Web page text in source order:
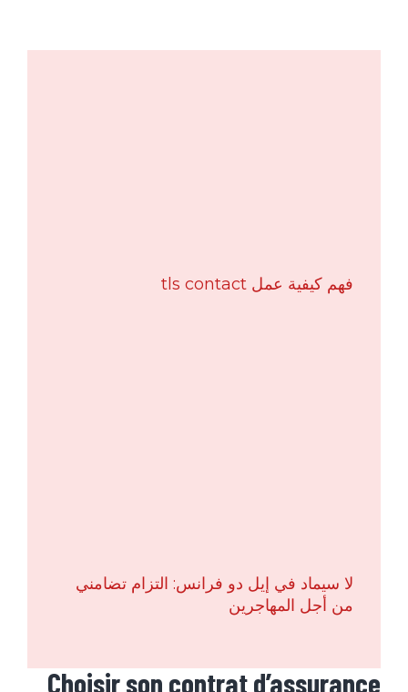
فهم كيفية عمل tls contact
لا سيماد في إيل دو فرانس: التزام تضامني
من أجل المهاجرين
Choisir son contrat d’assurance